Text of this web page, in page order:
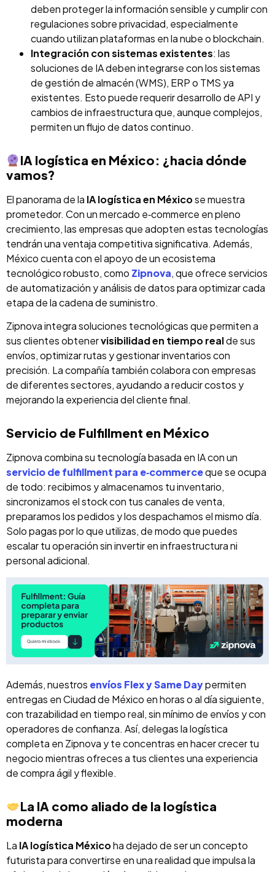
deben proteger la información sensible y cumplir con
regulaciones sobre privacidad, especialmente
cuando utilizan plataformas en la nube o blockchain.
Integración con sistemas existentes: las
soluciones de IA deben integrarse con los sistemas
de gestión de almacén (WMS), ERP o TMS ya
existentes. Esto puede requerir desarrollo de API y
cambios de infraestructura que, aunque complejos,
permiten un flujo de datos continuo.
IA logística en México: ¿hacia dónde
vamos?
El panorama de la IA logística en Méxicose muestra
prometedor. Con un mercado e‑commerce en pleno
crecimiento, las empresas que adopten estas tecnologías
tendrán una ventaja competitiva significativa. Además,
México cuenta con el apoyo de un ecosistema
tecnológico robusto, como Zipnova, que ofrece servicios
de automatización y análisis de datos para optimizar cada
etapa de la cadena de suministro.
Zipnova integra soluciones tecnológicas que permiten a
sus clientes obtenervisibilidad en tiempo realde sus
envíos, optimizar rutas y gestionar inventarios con
precisión. La compañía también colabora con empresas
de diferentes sectores, ayudando a reducir costos y
mejorando la experiencia del cliente final.
Servicio de Fulfillment en México
Zipnova combina su tecnología basada en IA con un
servicio de fulfillment para e‑commerceque se ocupa
de todo: recibimos y almacenamos tu inventario,
sincronizamos el stock con tus canales de venta,
preparamos los pedidos y los despachamos el mismo día.
Solo pagas por lo que utilizas, de modo que puedes
escalar tu operación sin invertir en infraestructura ni
personal adicional.
Además, nuestros envíos Flex y Same Daypermiten
entregas en Ciudad de México en horas o al día siguiente,
con trazabilidad en tiempo real, sin mínimo de envíos y con
operadores de confianza. Así, delegas la logística
completa en Zipnova y te concentras en hacer crecer tu
negocio mientras ofreces a tus clientes una experiencia
de compra ágil y flexible.
La IA como aliado de la logística
moderna
La IA logística Méxicoha dejado de ser un concepto
futurista para convertirse en una realidad que impulsa la